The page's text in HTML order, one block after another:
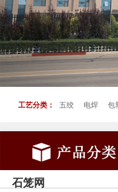
工艺分类： 五绞 电焊 包
石笼网